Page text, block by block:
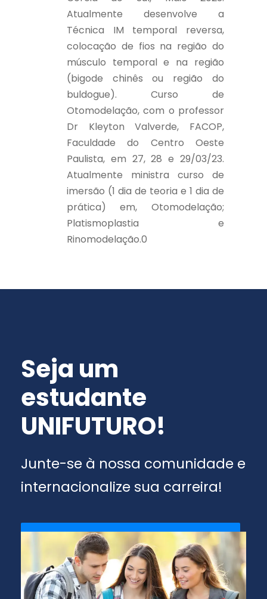
Atualmente desenvolve a
Técnica IM temporal reversa,
colocação de fios na região do
músculo temporal e na região
(bigode chinês ou região do
buldogue). Curso de
Otomodelação, com o professor
Dr Kleyton Valverde, FACOP,
Faculdade do Centro Oeste
Paulista, em 27, 28 e 29/03/23.
Atualmente ministra curso de
imersão (1 dia de teoria e 1 dia de
prática) em, Otomodelação;
Platismoplastia e
Rinomodelação.0
Seja um
estudante
UNIFUTURO!
Junte-se à nossa comunidade e
internacionalize sua carreira!
INSCRIÇÕES LIMITADAS. FAÇA AGORA A
SUA INSCRIÇÃO!